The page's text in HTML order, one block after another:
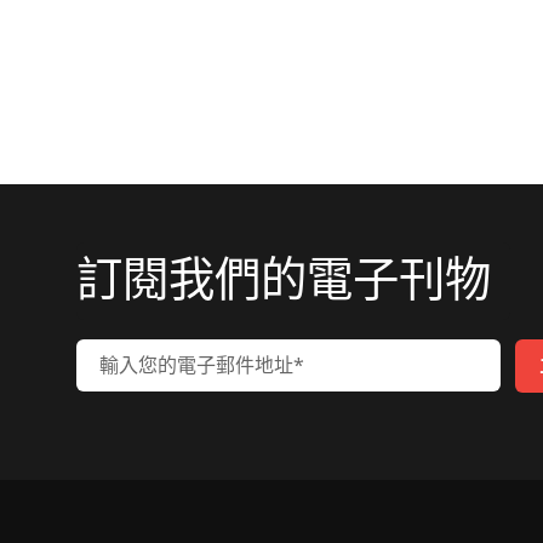
訂閱我們的電子刊物
您的電子郵件地址